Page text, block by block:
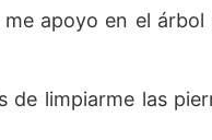
apoyo en el
limpiarme las